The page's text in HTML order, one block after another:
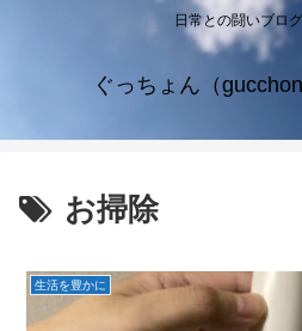
日常との闘いブロ
ぐっちょん（
お掃除
生活を豊かに